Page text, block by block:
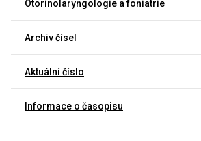
Otorinolaryngologie a foniatrie
Archiv čísel
Aktuální číslo
Informace o časopisu